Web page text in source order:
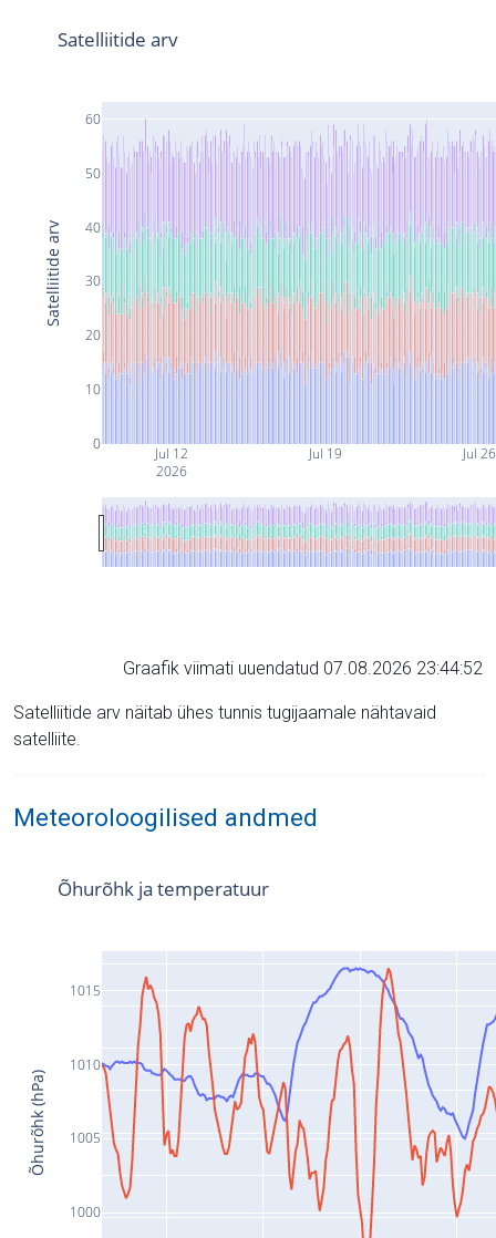
Jul 12
2026
Jul 19 Jul 26
0
10
20
30
40
50
60
Satelliitide arv
Satelliitide arv
Graafik viimati uuendatud 07.08.2026 23:44:52
Satelliitide arv näitab ühes tunnis tugijaamale nähtavaid
satelliite.
Meteoroloogilised andmed
1000
1005
1010
1015
Õhurõhk ja temperatuur
Õhurõhk (hPa)